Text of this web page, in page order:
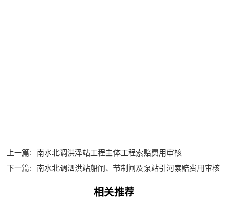
上一篇:
南水北调洪泽站工程主体工程索赔费用审核
下一篇:
南水北调泗洪站船闸、节制闸及泵站引河索赔费用审核
相关推荐